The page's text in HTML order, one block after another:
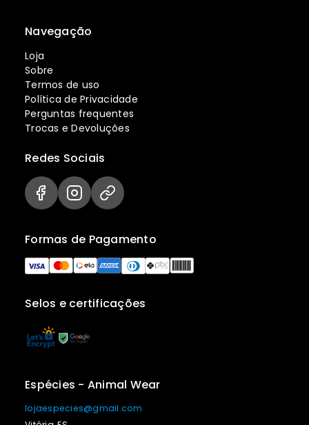
Navegação
Loja
Sobre
Termos de uso
Política de Privacidade
Perguntas frequentes
Trocas e Devoluções
Selos e certificações
Formas de Pagamento
Redes Sociais
Espécies - Animal Wear
lojaespecies@gmail.com